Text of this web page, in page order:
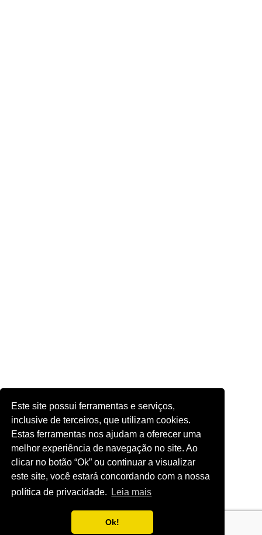
Este site possui ferramentas e serviços,
inclusive de terceiros, que utilizam cookies.
Estas ferramentas nos ajudam a oferecer uma
melhor experiência de navegação no site. Ao
clicar no botão “Ok” ou continuar a visualizar
este site, você estará concordando com a nossa
política de privacidade.
Leia mais
Ok!